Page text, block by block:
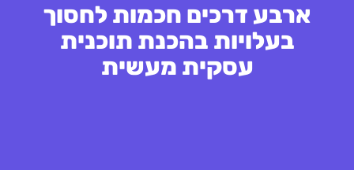
ארבע דרכים חכמות לחסוך
בעלויות בהכנת תוכנית
עסקית מעשית